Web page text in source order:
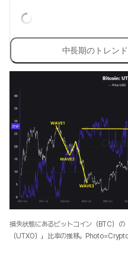
中長期のトレン
損失状態にあるビットコイン（BTC）
（UTXO）」比率の推移。